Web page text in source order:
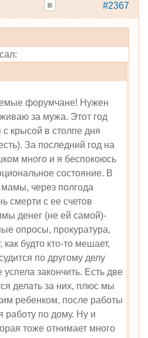
#2367
форумчане! Нужен
за мужа. Этот год
крысой в столпе дня
За последний год на
много и я беспокоюсь
состояние. В
через полгода
смерти с ее счетов
денег (не ей самой)-
опросы, прокуратура,
как будто кто-то мешает,
по другому делу
закончить. Есть две
делать за них, плюс мы
ребенком, после работы
работу по дому. Ну и
тоже отнимает много